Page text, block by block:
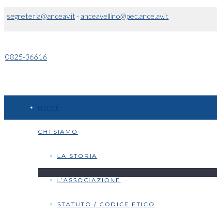
segreteria@anceav.it- anceavellino@pec.ance.av.it
0825-36616
CHI SIAMO
LA STORIA
L’ASSOCIAZIONE
STATUTO / CODICE ETICO